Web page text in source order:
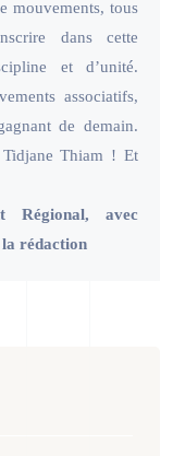
mouvements, tous
dans cette
et d’unité.
associatifs,
de demain.
Thiam ! Et
Régional, avec
rédaction